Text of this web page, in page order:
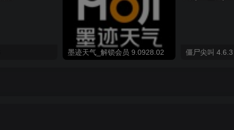
墨迹天气_解锁会员 9.0928.02 僵尸尖叫 4.6.3